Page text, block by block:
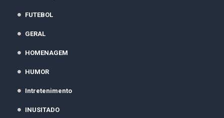
FUTEBOL
GERAL
HOMENAGEM
HUMOR
Intretenimento
INUSITADO